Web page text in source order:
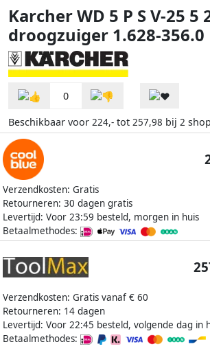
Karcher WD 5 P S V-25 5
droogzuiger 1.628-356.0
0
Beschikbaar voor 224,- tot 257,98 bij 2
Verzendkosten: Gratis
Retourneren: 30 dagen gratis
Levertijd: Voor 23:59 besteld, morgen in huis
Betaalmethodes:
Verzendkosten: Gratis vanaf € 60
Retourneren: 14 dagen
Levertijd: Voor 22:45 besteld, volgende dag in
Betaalmethodes: